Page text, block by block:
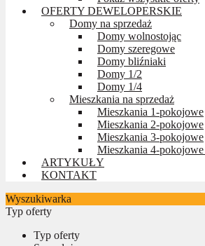
OFERTY DEWELOPERSKIE
Domy na sprzedaż
Domy wolnostojąc
Domy szeregowe
Domy bliźniaki
Domy 1/2
Domy 1/4
Mieszkania na sprzedaż
Mieszkania 1-pokojowe
Mieszkania 2-pokojowe
Mieszkania 3-pokojowe
Mieszkania 4-
ARTYKUŁY
KONTAKT
Wyszukiwarka
Typ oferty
Typ oferty